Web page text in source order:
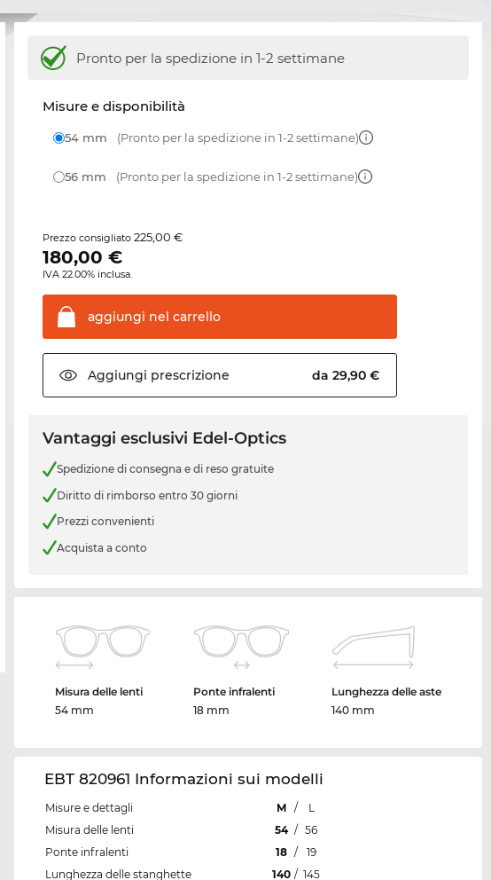
Pronto per la spedizione in 1-2 settimane
Misure e disponibilità
54 mm (Pronto per la spedizione in 1-2 settimane)
56 mm (Pronto per la spedizione in 1-2 settimane)
Prezzo consigliato225,00 €
180,00 €
IVA 22.00% inclusa.
aggiungi nel carrello
Aggiungi prescrizione da 29,90 €
Vantaggi esclusivi Edel-Optics
Spedizione di consegna e di reso gratuite
Diritto di rimborso entro 30 giorni
Prezzi convenienti
Acquista a conto
Misura delle lenti
54 mm
Ponte infralenti
18 mm
Lunghezza delle aste
140 mm
EBT 820961 Informazioni sui modelli
Misure e dettagli M /
L
Misura delle lenti
54 / 56
Ponte infralenti
18 /
19
Lunghezza delle stanghette
140 / 145